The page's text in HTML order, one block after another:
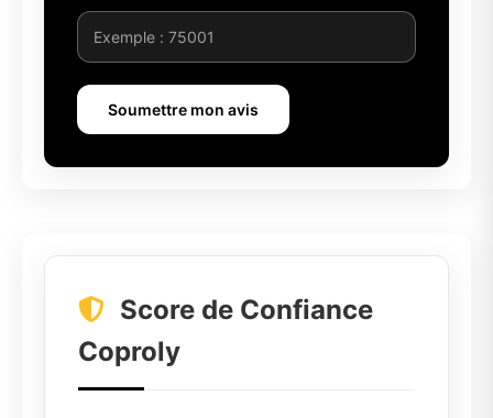
Soumettre mon avis
Score de Confiance
Coproly